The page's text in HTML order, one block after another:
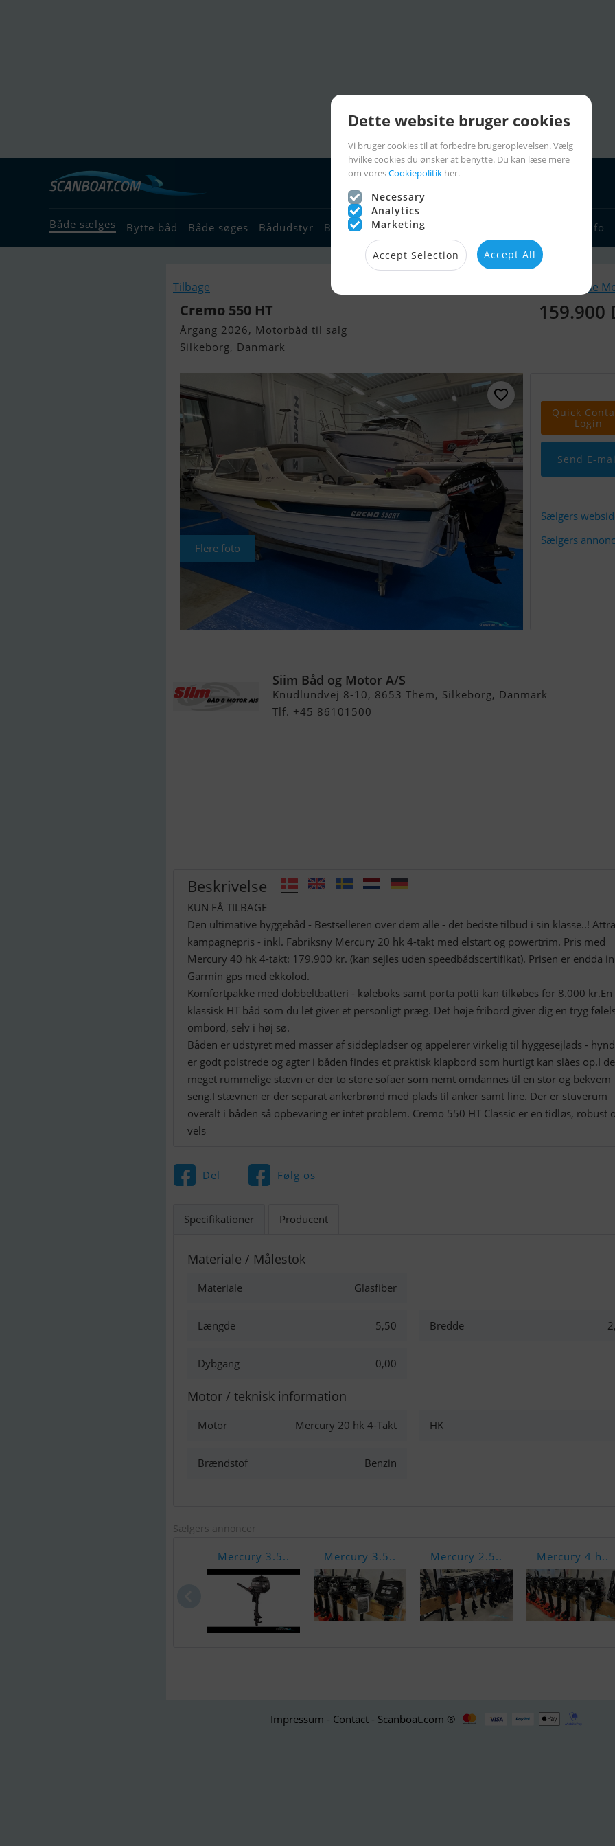
Både sælges Bytte båd Både søges Bådudstyr Bådforhandlere Sejlerlinks Sejlerinfo
Tilbage Lignende
Cremo 550 HT
Årgang 2026, Motorbåd til salg
Silkeborg, Danmark
159.900
Flere foto
Quick
Login
Send E-
Sælgers
Sælgers
Siim Båd og Motor A/S
Knudlundvej 8-10, 8653 Them, Silkeborg, Danmark
Tlf. +45 86101500
Beskrivelse
KUN FÅ TILBAGE
Den ultimative hyggebåd - Bestselleren over dem alle - det bedste tilbud i sin klasse..!
kampagnepris - inkl. Fabriksny Mercury 20 hk 4-takt med elstart og powertrim. Pris med
Mercury 40 hk 4-takt: 179.900 kr. (kan sejles uden speedbådscertifikat). Prisen er endda
Garmin gps med ekkolod.
Komfortpakke med dobbeltbatteri - køleboks samt porta potti kan tilkøbes for 8.000 kr.En
klassisk HT båd som du let giver et personligt præg. Det høje fribord giver dig en tryg
ombord, selv i høj sø.
Båden er udstyret med masser af siddepladser og appelerer virkelig til hyggesejlads -
er godt polstrede og agter i båden findes et praktisk klapbord som hurtigt kan slåes op.I
meget rummelige stævn er der to store sofaer som nemt omdannes til en stor og bekvem
seng.I stævnen er der separat ankerbrønd med plads til anker samt line. Der er stuverum
overalt i båden så opbevaring er intet problem. Cremo 550 HT Classic er en tidløs, robust
vels
Del Følg os
Specifikationer Producent
Materiale / Målestok
Materiale Glasfiber
Længde 5,50 Bredde
Dybgang 0,00
Motor / teknisk information
Motor Mercury 20 hk 4-Takt HK
Brændstof Benzin
Sælgers annoncer
Mercury 3.5.. Mercury 3.5.. Mercury 2.5.. Mercury 4 h..
Impressum - Contact - Scanboat.com ®
Dette website bruger cookies
Vi bruger cookies til at forbedre brugeroplevelsen. Vælg
hvilke cookies du ønsker at benytte. Du kan læse mere
om voresCookiepolitik her.
Necessary
Analytics
Marketing
Accept Selection Accept All